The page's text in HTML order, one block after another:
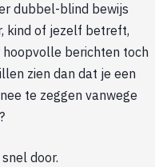
dubbel-blind bewijs
kind of jezelf betreft,
hoopvolle berichten toch
zien dan dat je een
te zeggen vanwege
door.